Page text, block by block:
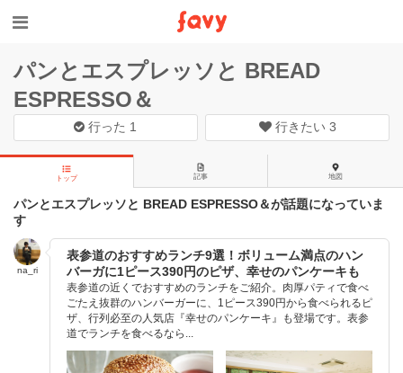
パンとエスプレッソと BREAD
ESPRESSO＆
行った 1 行きたい 3
トップ 記事 地図
パンとエスプレッソと BREAD ESPRESSO＆が話題になっていま
す
na_ri
表参道のおすすめランチ9選！ボリューム満点のハン
バーガに1ピース390円のピザ、幸せのパンケーキも
表参道の近くでおすすめのランチをご紹介。肉厚パティで食べ
ごたえ抜群のハンバーガーに、1ピース390円から食べられるピ
ザ、行列必至の人気店『幸せのパンケーキ』も登場です。表参
道でランチを食べるなら...